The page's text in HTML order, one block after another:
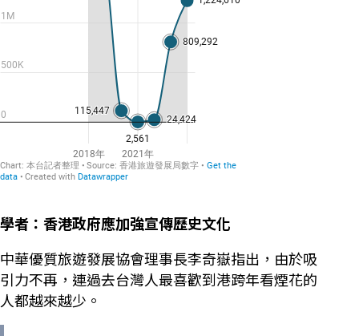
學者：香港政府應加強宣傳歷史文化
中華優質旅遊發展協會理事長李奇嶽指出，由於吸
引力不再，連過去台灣人最喜歡到港跨年看煙花的
人都越來越少。